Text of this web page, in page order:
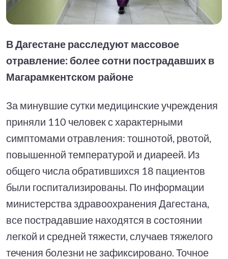
В Дагестане расследуют массовое
отравление: более сотни пострадавших в
Магарамкентском районе
За минувшие сутки медицинские учреждения
приняли 110 человек с характерными
симптомами отравления: тошнотой, рвотой,
повышенной температурой и диареей. Из
общего числа обратившихся 18 пациентов
были госпитализированы. По информации
министерства здравоохранения Дагестана,
все пострадавшие находятся в состоянии
легкой и средней тяжести, случаев тяжелого
течения болезни не зафиксировано. Точное